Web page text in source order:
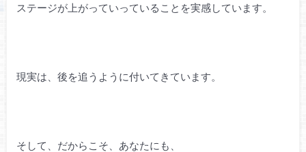
ステージが上がっていっていることを実感しています。
現実は、後を追うように付いてきています。
そして、だからこそ、あなたにも、